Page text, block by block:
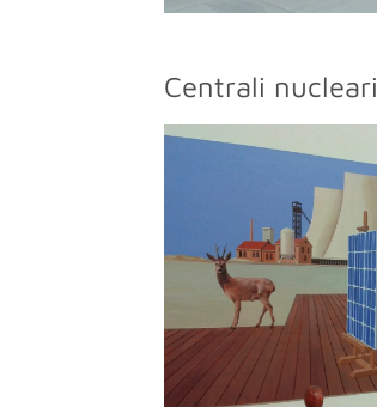
Centrali nucleari